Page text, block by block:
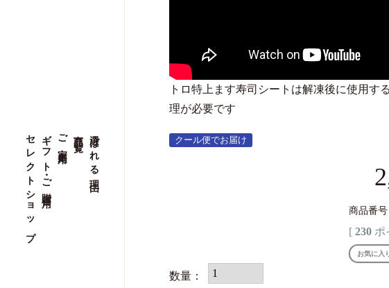
選ばれる理由
商品一覧
ご家庭用
ギフト・ご贈答用
セレクトショップ
トロ特上ます寿司シートは解凍後に使用す
理が必要です
クール便でお届け
商品番号
[ 230 ポ
お気に入
選ばれる理由
商品一覧
ご家庭用
ギフト・ご贈答用
セレクトショップ